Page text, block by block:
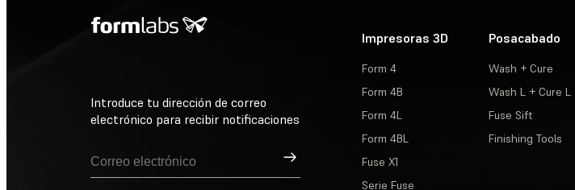
Introduce tu dirección de correo
electrónico para recibir notificaciones
Suscribirse
Impresoras 3D
Form 4
Form 4B
Form 4L
Form 4BL
Fuse X1
Serie Fuse
Posacabado
Wash + Cure
Wash L + Cure L
Fuse Sift
Finishing Tools